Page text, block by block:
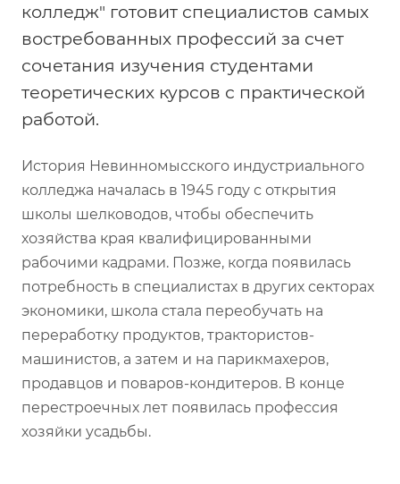
колледж" готовит специалистов самых
востребованных профессий за счет
сочетания изучения студентами
теоретических курсов с практической
работой.
История Невинномысского индустриального
колледжа началась в 1945 году с открытия
школы шелководов, чтобы обеспечить
хозяйства края квалифицированными
рабочими кадрами. Позже, когда появилась
потребность в специалистах в других секторах
экономики, школа стала переобучать на
переработку продуктов, трактористов-
машинистов, а затем и на парикмахеров,
продавцов и поваров-кондитеров. В конце
перестроечных лет появилась профессия
хозяйки усадьбы.